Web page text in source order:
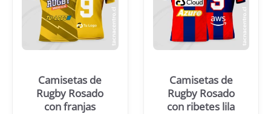
Camisetas de
Rugby Rosado
con franjas
Camisetas de
Rugby Rosado
con ribetes lila